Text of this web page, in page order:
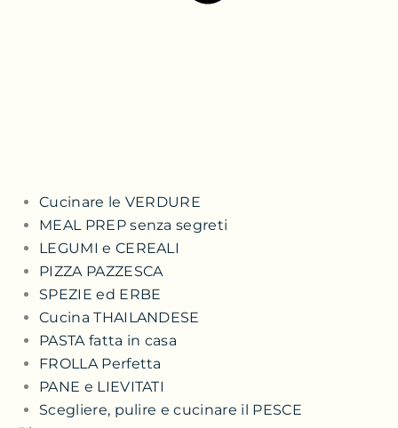
Cucinare le VERDURE
MEAL PREP senza segreti
LEGUMI e CEREALI
PIZZA PAZZESCA
SPEZIE ed ERBE
Cucina THAILANDESE
PASTA fatta in casa
FROLLA Perfetta
PANE e LIEVITATI
Scegliere, pulire e cucinare il PESCE